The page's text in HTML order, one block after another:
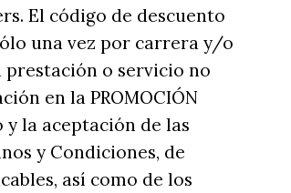
El código de descuento
una vez por carrera y/o
prestación o servicio no
en la PROMOCIÓN
la aceptación de las
y Condiciones, de
así como de los